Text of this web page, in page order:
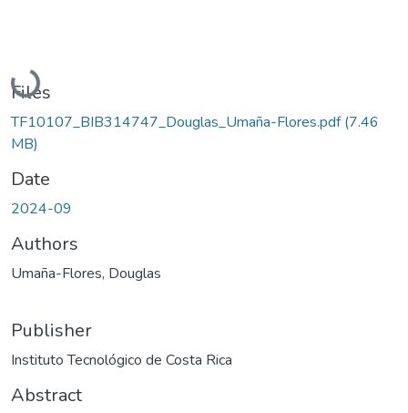
Loading...
Files
TF10107_BIB314747_Douglas_Umaña-Flores.pdf(7.46
MB)
Date
2024-09
Authors
Umaña-Flores, Douglas
Publisher
Instituto Tecnológico de Costa Rica
Abstract